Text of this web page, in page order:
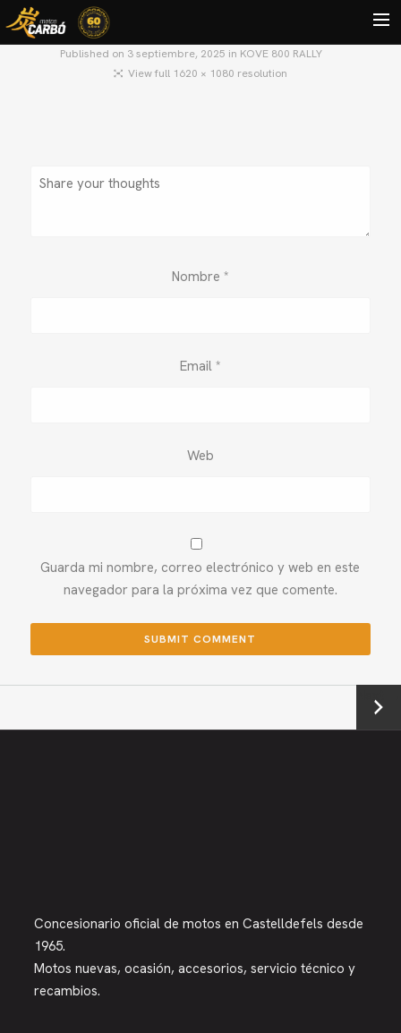
BLOG
Published on 3 septiembre, 2025 in KOVE 800 RALLY
View full 1620 × 1080 resolution
Nombre *
Email *
Web
Guarda mi nombre, correo electrónico y web en este
navegador para la próxima vez que comente.
Next →
Concesionario oficial de motos en Castelldefels desde
1965.
Motos nuevas, ocasión, accesorios, servicio técnico y
recambios.